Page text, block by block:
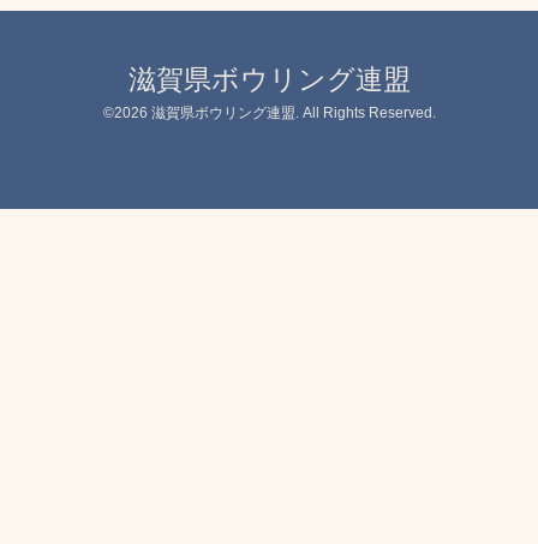
滋賀県ボウリング連盟
©2026 滋賀県ボウリング連盟 . All Rights Reserved.